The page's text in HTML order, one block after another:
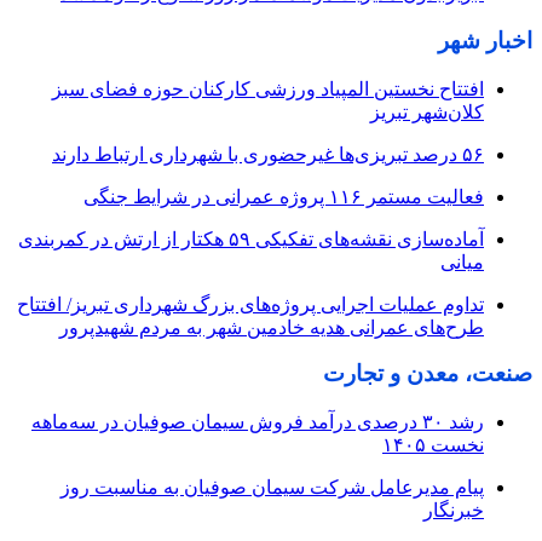
اخبار شهر
افتتاح نخستین المپیاد ورزشی کارکنان حوزه فضای سبز
کلان‌شهر تبریز
۵۶ درصد تبریزی‌ها غیرحضوری با شهرداری ارتباط دارند
فعالیت مستمر ۱۱۶ پروژه عمرانی در شرایط جنگی
آماده‌سازی نقشه‌های تفکیکی ۵۹ هکتار از ارتش در کمربندی
میانی
تداوم عملیات اجرایی پروژه‌های بزرگ شهرداری تبریز/ افتتاح
طرح‌های عمرانی هدیه خادمین شهر به مردم شهیدپرور
صنعت، معدن و تجارت
رشد ۳۰ درصدی درآمد فروش سیمان صوفیان در سه‌ماهه
نخست ۱۴۰۵
پیام مدیرعامل شرکت سیمان صوفیان به مناسبت روز
خبرنگار